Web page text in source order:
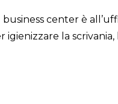
business center è
igienizzare la